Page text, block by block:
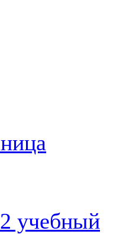
учебный